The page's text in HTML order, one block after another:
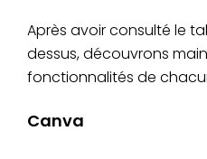
Après avoir consulté le
dessus, découvrons
fonctionnalités de
Canva